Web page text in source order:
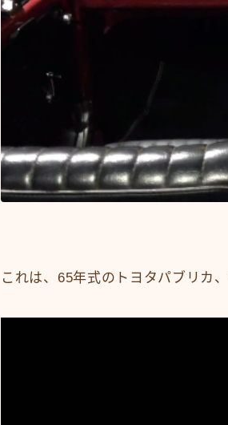
これは、65年式のトヨタパブリカ